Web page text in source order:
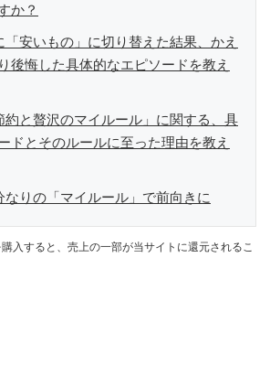
か？
安いもの」に切り替えた結果、かえ
後悔した具体的なエピソードを教え
約と贅沢のマイルール」に関する、具
ドとそのルールに至った理由を教え
なりの「マイルール」で前向きに
入すると、売上の一部が当サイトに還元されるこ